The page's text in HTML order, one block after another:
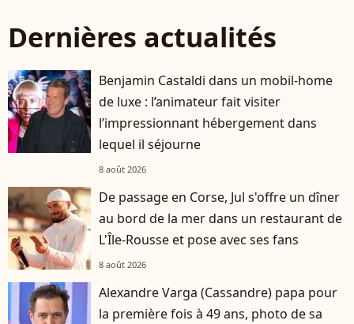
Dernières actualités
Benjamin Castaldi dans un mobil-home
de luxe : l’animateur fait visiter
l’impressionnant hébergement dans
lequel il séjourne
8 août 2026
De passage en Corse, Jul s'offre un dîner
au bord de la mer dans un restaurant de
L'Île-Rousse et pose avec ses fans
8 août 2026
Alexandre Varga (Cassandre) papa pour
la première fois à 49 ans, photo de sa